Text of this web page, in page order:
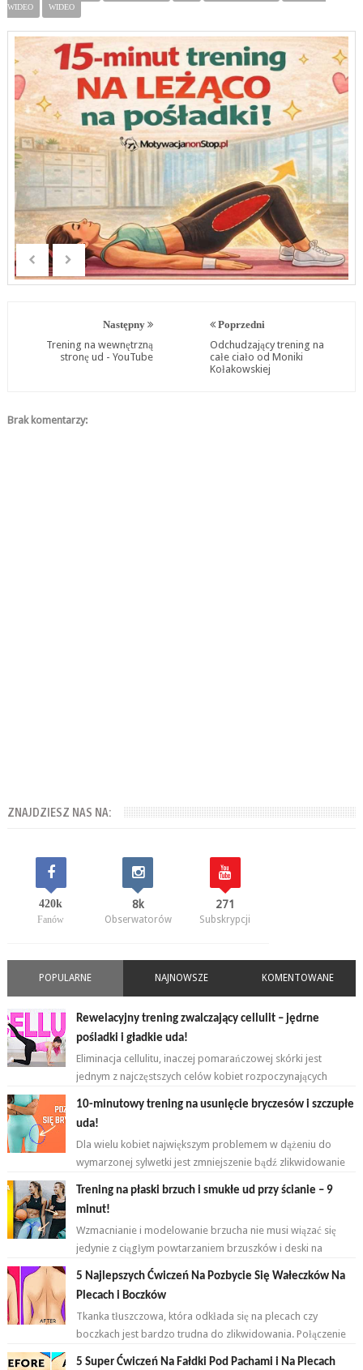
WIDEO WIDEO
Następny
Trening na wewnętrzną
stronę ud - YouTube
Poprzedni
Odchudzający trening na
całe ciało od Moniki
Kołakowskiej
Brak komentarzy:
ZNAJDZIESZ NAS NA:
420k
Fanów
8k
Obserwatorów
271
Subskrypcji
POPULARNE NAJNOWSZE KOMENTOWANE
Rewelacyjny trening zwalczający cellulit – jędrne
pośladki i gładkie uda!
Eliminacja cellulitu, inaczej pomarańczowej skórki jest
jednym z najczęstszych celów kobiet rozpoczynających
10-minutowy trening na usunięcie bryczesów i szczupłe
uda!
Dla wielu kobiet największym problemem w dążeniu do
wymarzonej sylwetki jest zmniejszenie bądź zlikwidowanie
Trening na płaski brzuch i smukłe ud przy ścianie – 9
minut!
Wzmacnianie i modelowanie brzucha nie musi wiązać się
jedynie z ciągłym powtarzaniem brzuszków i deski na
przemian. Brzuch to nie jeden...
5 Najlepszych Ćwiczeń Na Pozbycie Się Wałeczków Na
Plecach i Boczków
Tkanka tłuszczowa, która odkłada się na plecach czy
boczkach jest bardzo trudna do zlikwidowania. Połączenie
odpowiednich ćwiczeń oraz ...
5 Super Ćwiczeń Na Fałdki Pod Pachami i Na Plecach